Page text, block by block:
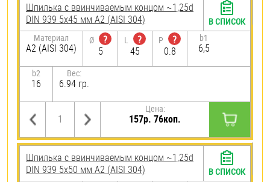
Шпилька c ввинчиваемым концом ~1,25d
DIN 939 5х45 мм А2 (AISI 304)
Материал
А2 (AISI 304)
Ø
?
5
L
?
45
P
?
0.8
b1
6,5
b2
16
Вес:
6.94 гр.
Цена:
157р. 76коп.
В СПИСОК
Шпилька c ввинчиваемым концом ~1,25d
DIN 939 5х50 мм А2 (AISI 304)
В СПИСОК